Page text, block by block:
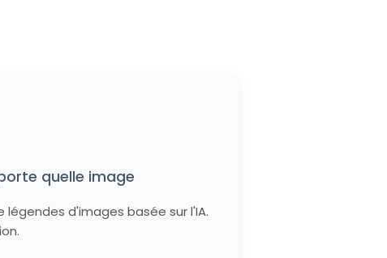
quelle image
d'images basée sur l'IA.